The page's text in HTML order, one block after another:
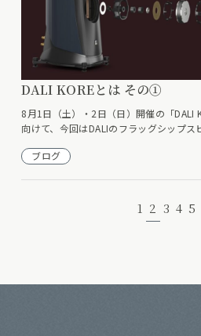
DALI KOREとは その①
8月1日（土）・2日（日）開催の「DALI
向けて、今回はDALIのフラッグシップ
ブログ
1 2 3 4 5